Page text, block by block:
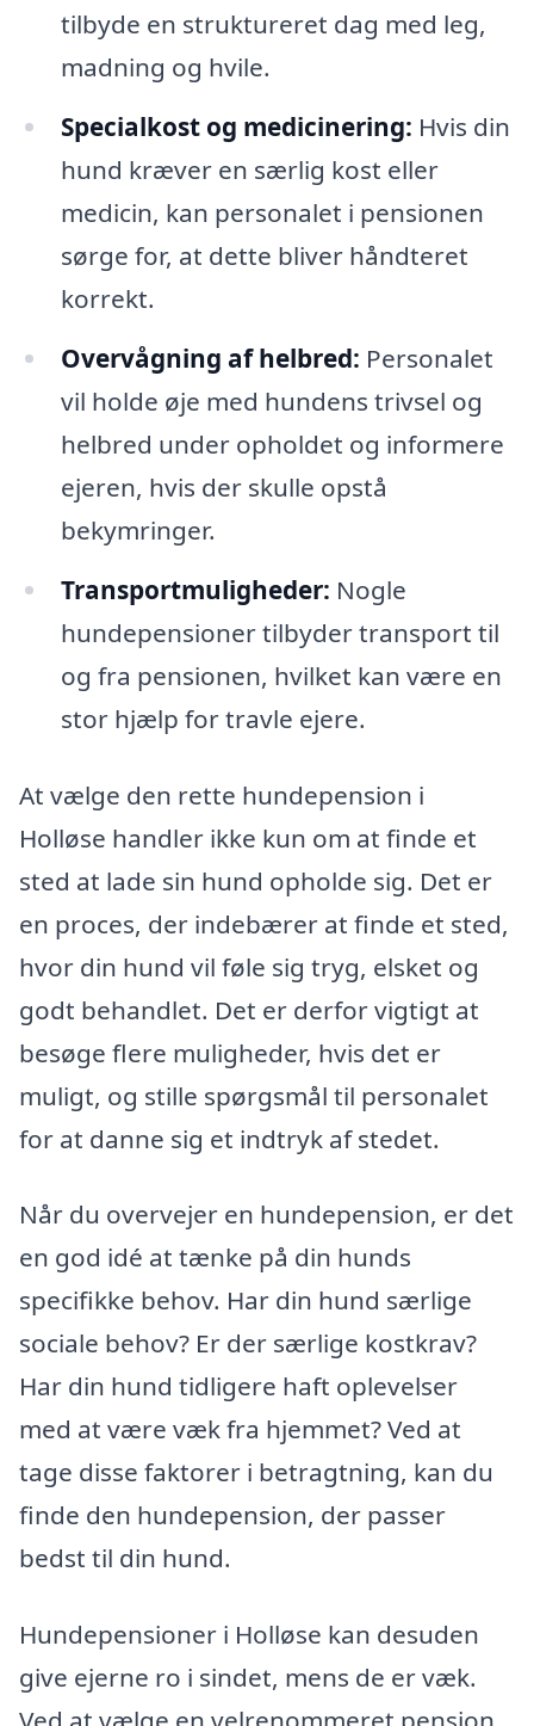
tilbyde en struktureret dag med leg,
madning og hvile.
Specialkost og medicinering: Hvis din
hund kræver en særlig kost eller
medicin, kan personalet i pensionen
sørge for, at dette bliver håndteret
korrekt.
Overvågning af helbred: Personalet
vil holde øje med hundens trivsel og
helbred under opholdet og informere
ejeren, hvis der skulle opstå
bekymringer.
Transportmuligheder: Nogle
hundepensioner tilbyder transport til
og fra pensionen, hvilket kan være en
stor hjælp for travle ejere.
At vælge den rette hundepension i
Holløse handler ikke kun om at finde et
sted at lade sin hund opholde sig. Det er
en proces, der indebærer at finde et sted,
hvor din hund vil føle sig tryg, elsket og
godt behandlet. Det er derfor vigtigt at
besøge flere muligheder, hvis det er
muligt, og stille spørgsmål til personalet
for at danne sig et indtryk af stedet.
Når du overvejer en hundepension, er det
en god idé at tænke på din hunds
specifikke behov. Har din hund særlige
sociale behov? Er der særlige kostkrav?
Har din hund tidligere haft oplevelser
med at være væk fra hjemmet? Ved at
tage disse faktorer i betragtning, kan du
finde den hundepension, der passer
bedst til din hund.
Hundepensioner i Holløse kan desuden
give ejerne ro i sindet, mens de er væk.